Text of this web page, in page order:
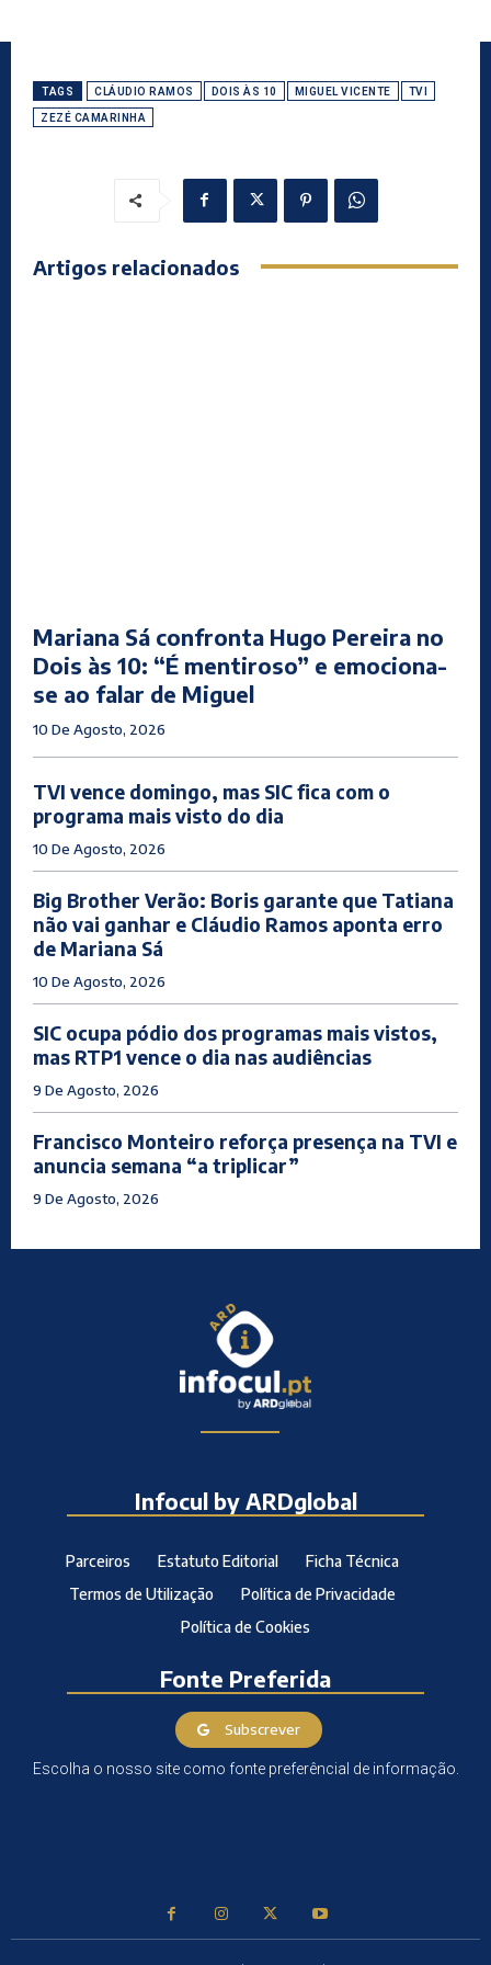
TAGS CLÁUDIO RAMOS DOIS ÀS 10 MIGUEL VICENTE TVI
ZEZÉ CAMARINHA
Artigos relacionados
Mariana Sá confronta Hugo Pereira no
Dois às 10: “É mentiroso” e emociona-
se ao falar de Miguel
10 De Agosto, 2026
TVI vence domingo, mas SIC fica com o
programa mais visto do dia
10 De Agosto, 2026
Big Brother Verão: Boris garante que Tatiana
não vai ganhar e Cláudio Ramos aponta erro
de Mariana Sá
10 De Agosto, 2026
SIC ocupa pódio dos programas mais vistos,
mas RTP1 vence o dia nas audiências
9 De Agosto, 2026
Francisco Monteiro reforça presença na TVI e
anuncia semana “a triplicar”
9 De Agosto, 2026
Infocul by ARDglobal
Parceiros Estatuto Editorial
Ficha Técnica
Termos de Utilização
Política de Privacidade
Política de Cookies
Fonte Preferida
Subscrever
Escolha o nosso site como fonte preferêncial de informação.